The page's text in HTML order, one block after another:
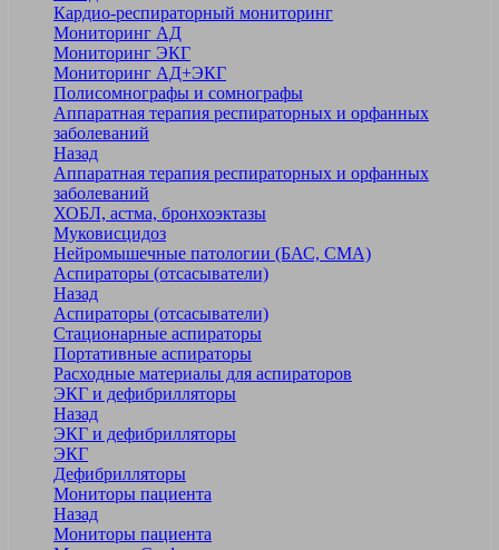
Кардио-респираторный мониторинг
Мониторинг АД
Мониторинг ЭКГ
Мониторинг АД+ЭКГ
Полисомнографы и сомнографы
Аппаратная терапия респираторных и орфанных
заболеваний
Назад
Аппаратная терапия респираторных и орфанных
заболеваний
ХОБЛ, астма, бронхоэктазы
Муковисцидоз
Нейромышечные патологии (БАС, СМА)
Аспираторы (отсасыватели)
Назад
Аспираторы (отсасыватели)
Стационарные аспираторы
Портативные аспираторы
Расходные материалы для аспираторов
ЭКГ и дефибрилляторы
Назад
ЭКГ и дефибрилляторы
ЭКГ
Дефибрилляторы
Мониторы пациента
Назад
Мониторы пациента